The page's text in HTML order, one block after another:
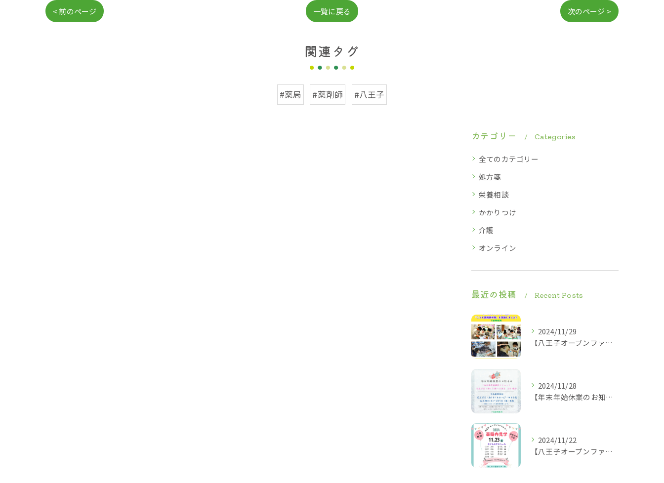
< 前のページ 一覧に戻る 次のページ >
関連タグ
#薬局 #薬剤師 #八王子
カテゴリー Categories
全てのカテゴリー
処方箋
栄養相談
かかりつけ
介護
オンライン
最近の投稿 Recent Posts
2024/11/29
【八王子オープンファクトリー2024】2024.11.23
2024/11/28
【年末年始休業のお知らせ】
2024/11/22
【八王子オープンファクトリー薬局内見学タイムスケジュール】